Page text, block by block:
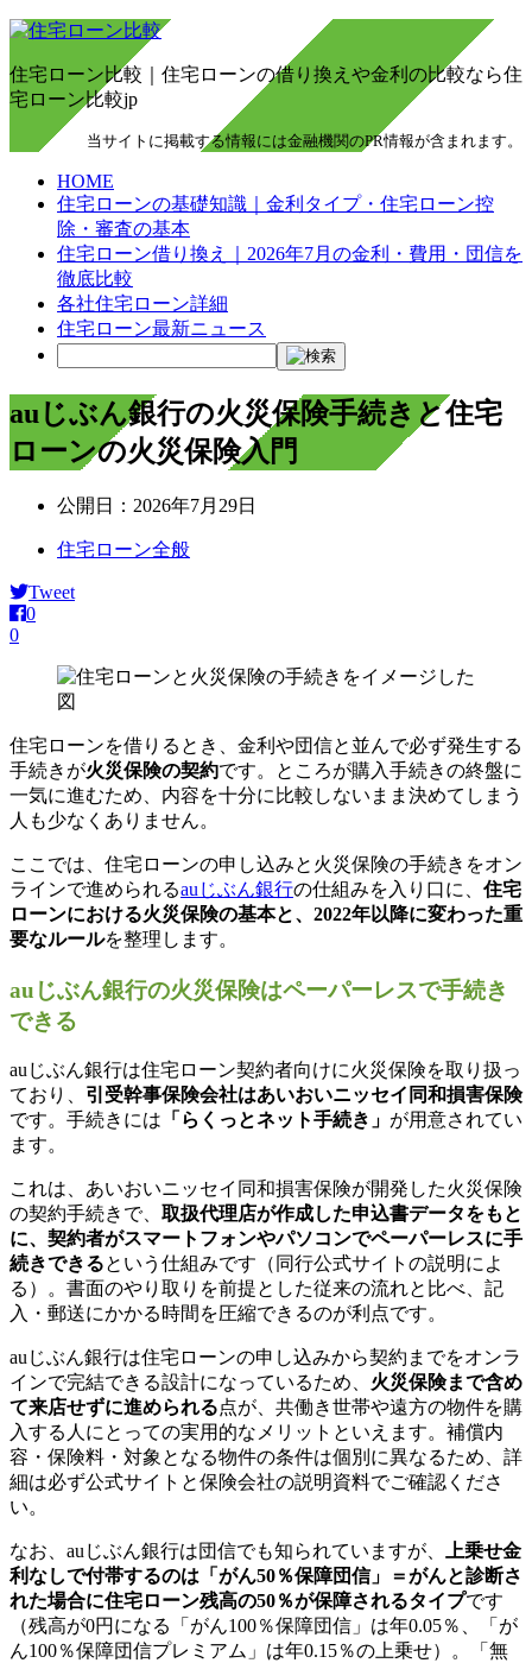
住宅ローン比較｜住宅ローンの借り換えや金利の比較なら住
宅ローン比較jp
当サイトに掲載する情報には金融機関のPR情報が含まれます。
HOME
住宅ローンの基礎知識｜金利タイプ・住宅ローン控
除・審査の基本
住宅ローン借り換え｜2026年7月の金利・費用・団信を
徹底比較
各社住宅ローン詳細
住宅ローン最新ニュース
auじぶん銀行の火災保険手続きと住宅
ローンの火災保険入門
公開日： 2026年7月29日
住宅ローン全般
Tweet
0
0
住宅ローンを借りるとき、金利や団信と並んで必ず発生する
手続きが火災保険の契約です。ところが購入手続きの終盤に
一気に進むため、内容を十分に比較しないまま決めてしまう
人も少なくありません。
ここでは、住宅ローンの申し込みと火災保険の手続きをオン
ラインで進められるauじぶん銀行の仕組みを入り口に、 住宅
ローンにおける火災保険の基本と、2022年以降に変わった重
要なルールを整理します。
auじぶん銀行の火災保険はペーパーレスで手続き
できる
auじぶん銀行は住宅ローン契約者向けに火災保険を取り扱っ
ており、 引受幹事保険会社はあいおいニッセイ同和損害保険
です。手続きには 「らくっとネット手続き」 が用意されてい
ます。
これは、あいおいニッセイ同和損害保険が開発した火災保険
の契約手続きで、 取扱代理店が作成した申込書データをもと
に、契約者がスマートフォンやパソコンでペーパーレスに手
続きできるという仕組みです（同行公式サイトの説明によ
る）。書面のやり取りを前提とした従来の流れと比べ、記
入・郵送にかかる時間を圧縮できるのが利点です。
auじぶん銀行は住宅ローンの申し込みから契約までをオンラ
インで完結できる設計になっているため、 火災保険まで含め
て来店せずに進められる点が、共働き世帯や遠方の物件を購
入する人にとっての実用的なメリットといえます。補償内
容・保険料・対象となる物件の条件は個別に異なるため、詳
細は必ず公式サイトと保険会社の説明資料でご確認くださ
い。
なお、auじぶん銀行は団信でも知られていますが、
上乗せ金
利なしで付帯するのは「がん50％保障団信」＝がんと診断さ
れた場合に住宅ローン残高の50％が保障されるタイプです
（残高が0円になる「がん100％保障団信」は年0.05％、「が
ん100％保障団信プレミアム」は年0.15％の上乗せ）。「無